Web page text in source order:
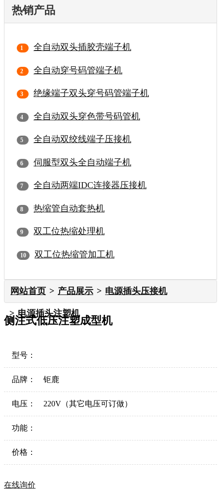
热销产品
全自动双头插胶壳端子机
全自动穿号码管端子机
绝缘端子双头穿号码管端子机
全自动双头穿色带号码管机
全自动双绞线端子压接机
伺服型双头全自动端子机
全自动两端IDC连接器压接机
热缩管自动套热机
双工位热缩处理机
双工位热缩管加工机
网站首页 产品展示 电源插头压接机
电源插头注塑机
侧注式低压注塑成型机
型号：
品牌： 钜鹿
电压： 220V（其它电压可订做）
功能：
价格：
在线询价